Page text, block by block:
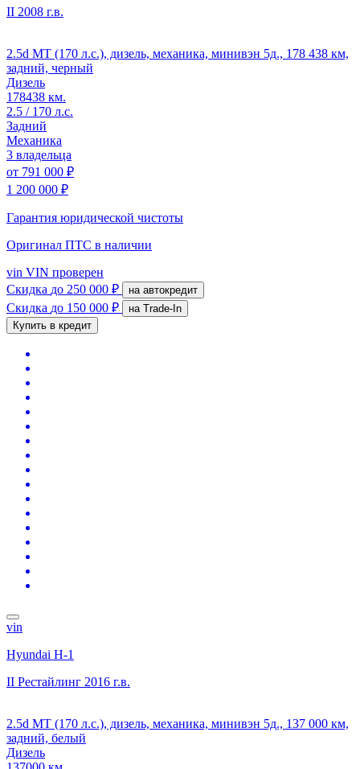
II 2008 г.в.
2.5d MT (170 л.с.), дизель, механика, минивэн 5д., 178 438 км,
задний, черный
Дизель
178438 км.
2.5 / 170 л.с.
Задний
Механика
3 владельца
от 791 000 ₽
1 200 000 ₽
Гарантия юридической чистоты
Оригинал ПТС в наличии
vin VIN проверен
Скидка до 250 000 ₽ на автокредит
Скидка до 150 000 ₽
на Trade-In
Купить в кредит
vin
Hyundai H-1
II Рестайлинг 2016 г.в.
2.5d MT (170 л.с.), дизель, механика, минивэн 5д., 137 000 км,
задний, белый
Дизель